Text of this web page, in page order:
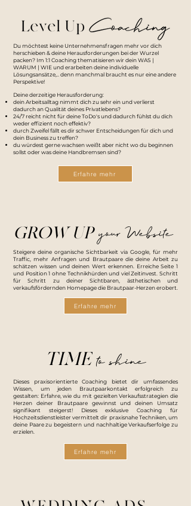
Du möchtest keine Unternehmensfragen mehr vor dich
herschieben & deine Herausforderungen bei der Wurzel
packen? Im 1:1 Coaching thematisieren wir dein WAS |
WARUM | WIE und erarbeiten deine individuelle
Lösungsansätze,.. denn manchmal braucht es nur eine andere
Perspektive!
Deine derzeitige Herausforderung:
dein Arbeitsalltag nimmt dich zu sehr ein und verlierst
dadurch an Qualität deines Privatlebens?
24/7 reicht nicht für deine ToDo's und dadurch fühlst du dich
weder effizient noch effektiv?
durch Zweifel fällt es dir schwer Entscheidungen für dich und
dein Business zu treffen?
du würdest gerne wachsen weißt aber nicht wo du beginnen
sollst oder was deine Handbremsen sind?
Erfahre mehr
GROW UP your Website
Steigere deine organische Sichtbarkeit via Google, für mehr
Traffic, mehr Anfragen und Brautpaare die deine Arbeit zu
schätzen wissen und deinen Wert erkennen. Erreiche Seite 1
und Position 1 ohne Technikhürden und viel Zeitinvest. Schritt
für Schritt zu deiner Sichtbaren, ästhetischen und
verkaufsfördernden Homepage die Brautpaar-Herzen erobert.
Erfahre mehr
TIME to shine
Dieses praxisorientierte Coaching bietet dir umfassendes
Wissen, um jeden Brautpaarkontakt erfolgreich zu
gestalten: Erfahre, wie du mit gezielten Verkaufsstrategien die
Herzen deiner Brautpaare gewinnst und deinen Umsatz
signifikant steigerst! Dieses exklusive Coaching für
Hochzeitsdienstleister vermittelt dir praxisnahe Techniken, um
deine Paare zu begeistern und nachhaltige Verkaufserfolge zu
erzielen.
Erfahre mehr